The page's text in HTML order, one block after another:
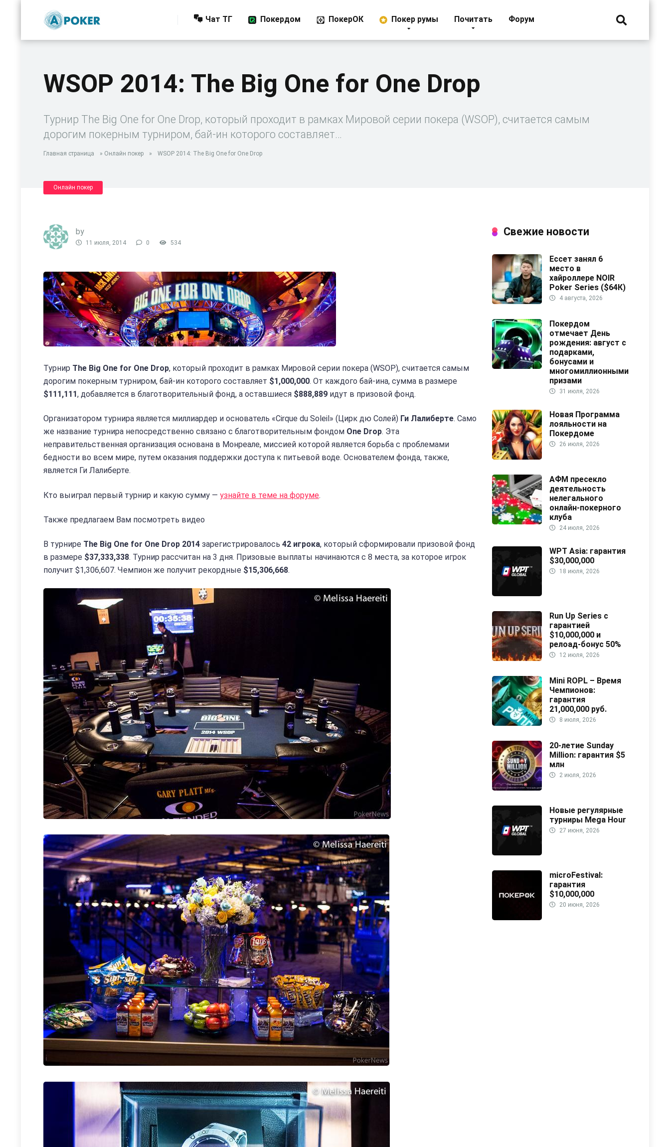
Чат ТГ Покердом ПокерОК Покер румы Почитать Форум
WSOP 2014: The Big One for One Drop
Турнир The Big One for One Drop, который проходит в рамках Мировой серии покера (WSOP), считается самым
дорогим покерным турниром, бай-ин которого составляет…
Главная страница » Онлайн покер » WSOP 2014: The Big One for One Drop
Онлайн покер
by
11 июля, 2014 0 534
Турнир The Big One for One Drop, который проходит в рамках Мировой серии покера (WSOP), считается самым
дорогим покерным турниром, бай-ин которого составляет $1,000,000. От каждого бай-ина, сумма в размере
$111,111, добавляется в благотворительный фонд, а оставшиеся $888,889 идут в призовой фонд.
Организатором турнира является миллиардер и основатель «Cirque du Soleil» (Цирк дю Солей) Ги Лалиберте. Само
же название турнира непосредственно связано с благотворительным фондом One Drop. Эта
неправительственная организация основана в Монреале, миссией которой является борьба с проблемами
бедности во всем мире, путем оказания поддержки доступа к питьевой воде. Основателем фонда, также,
является Ги Лалиберте.
Кто выиграл первый турнир и какую сумму — узнайте в теме на форуме.
Также предлагаем Вам посмотреть видео
В турнире The Big One for One Drop 2014 зарегистрировалось 42 игрока, который сформировали призовой фонд
в размере $37,333,338. Турнир рассчитан на 3 дня. Призовые выплаты начинаются с 8 места, за которое игрок
получит $1,306,607. Чемпион же получит рекордные $15,306,668.
Свежие новости
Ессет занял 6
место в
хайроллере NOIR
Poker Series ($64К)
4 августа, 2026
Покердом
отмечает День
рождения: август с
подарками,
бонусами и
многомиллионными
призами
31 июля, 2026
Новая Программа
лояльности на
Покердоме
26 июля, 2026
АФМ пресекло
деятельность
нелегального
онлайн-покерного
клуба
24 июля, 2026
WPT Asia: гарантия
$30,000,000
18 июля, 2026
Run Up Series с
гарантией
$10,000,000 и
релоад-бонус 50%
12 июля, 2026
Mini ROPL – Время
Чемпионов:
гарантия
21,000,000 руб.
8 июля, 2026
20-летие Sunday
Million: гарантия $5
млн
2 июля, 2026
Новые регулярные
турниры Mega Hour
27 июня, 2026
microFestival:
гарантия
$10,000,000
20 июня, 2026